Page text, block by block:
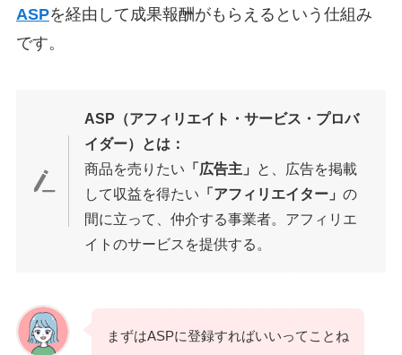
ASPを経由して成果報酬がもらえるという仕組み
です。
ASP（アフィリエイト・サービス・プロバ
イダー）とは：
商品を売りたい 「広告主」
と、広告を掲載
して収益を得たい 「アフィリエイター」の
間に立って、仲介する事業者。アフィリエ
イトのサービスを提供する。
まずはASPに登録すればいいってことね